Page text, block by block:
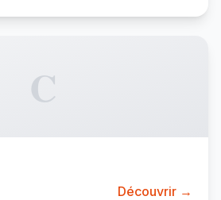
C
Découvrir →